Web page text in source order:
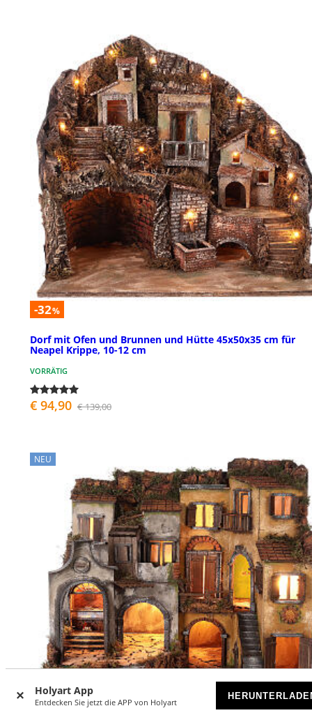
Holyart App
Entdecken Sie jetzt die APP von Holyart
-32%
Dorf mit Ofen und Brunnen und Hütte 45x50x35 cm für
Neapel Krippe, 10-12 cm
VORRÄTIG
€ 94,90 € 139,00
NEU